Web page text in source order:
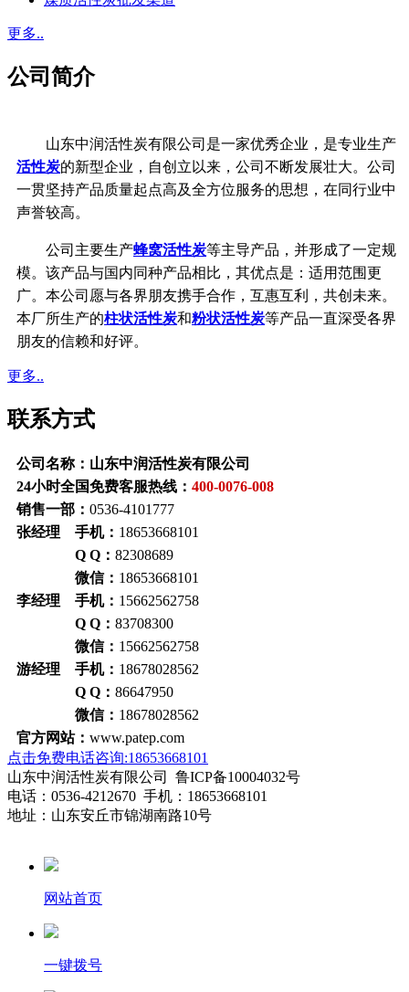
更多..
公司简介
山东中润活性炭有限公司是一家优秀企业，是专业生产
活性炭的新型企业，自创立以来，公司不断发展壮大。公司
一贯坚持产品质量起点高及全方位服务的思想，在同行业中
声誉较高。
公司主要生产蜂窝活性炭等主导产品，并形成了一定规
模。该产品与国内同种产品相比，其优点是：适用范围更
广。本公司愿与各界朋友携手合作，互惠互利，共创未来。
本厂所生产的柱状活性炭和粉状活性炭等产品一直深受各界
朋友的信赖和好评。
更多..
联系方式
公司名称：山东中润活性炭有限公司
24小时全国免费客服热线： 400-0076-008
销售一部： 0536-4101777
张经理 手机： 18653668101
Q Q： 82308689
微信： 18653668101
李经理 手机： 15662562758
Q Q： 83708300
微信： 15662562758
游经理 手机： 18678028562
Q Q： 86647950
微信： 18678028562
官方网站： www.patep.com
点击免费电话咨询:18653668101
山东中润活性炭有限公司 鲁ICP备10004032号
电话：0536-4212670 手机：18653668101
地址：山东安丘市锦湖南路10号
网站首页
一键拨号